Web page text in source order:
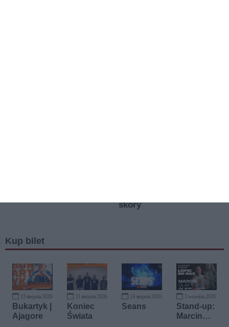
Kup bilet
13 sierpnia 2026
Bukartyk |
Ajagore
21 sierpnia 2026
Koniec
Świata
24 sierpnia 2026
Seans
3 września 2026
Stand-up:
Marcin